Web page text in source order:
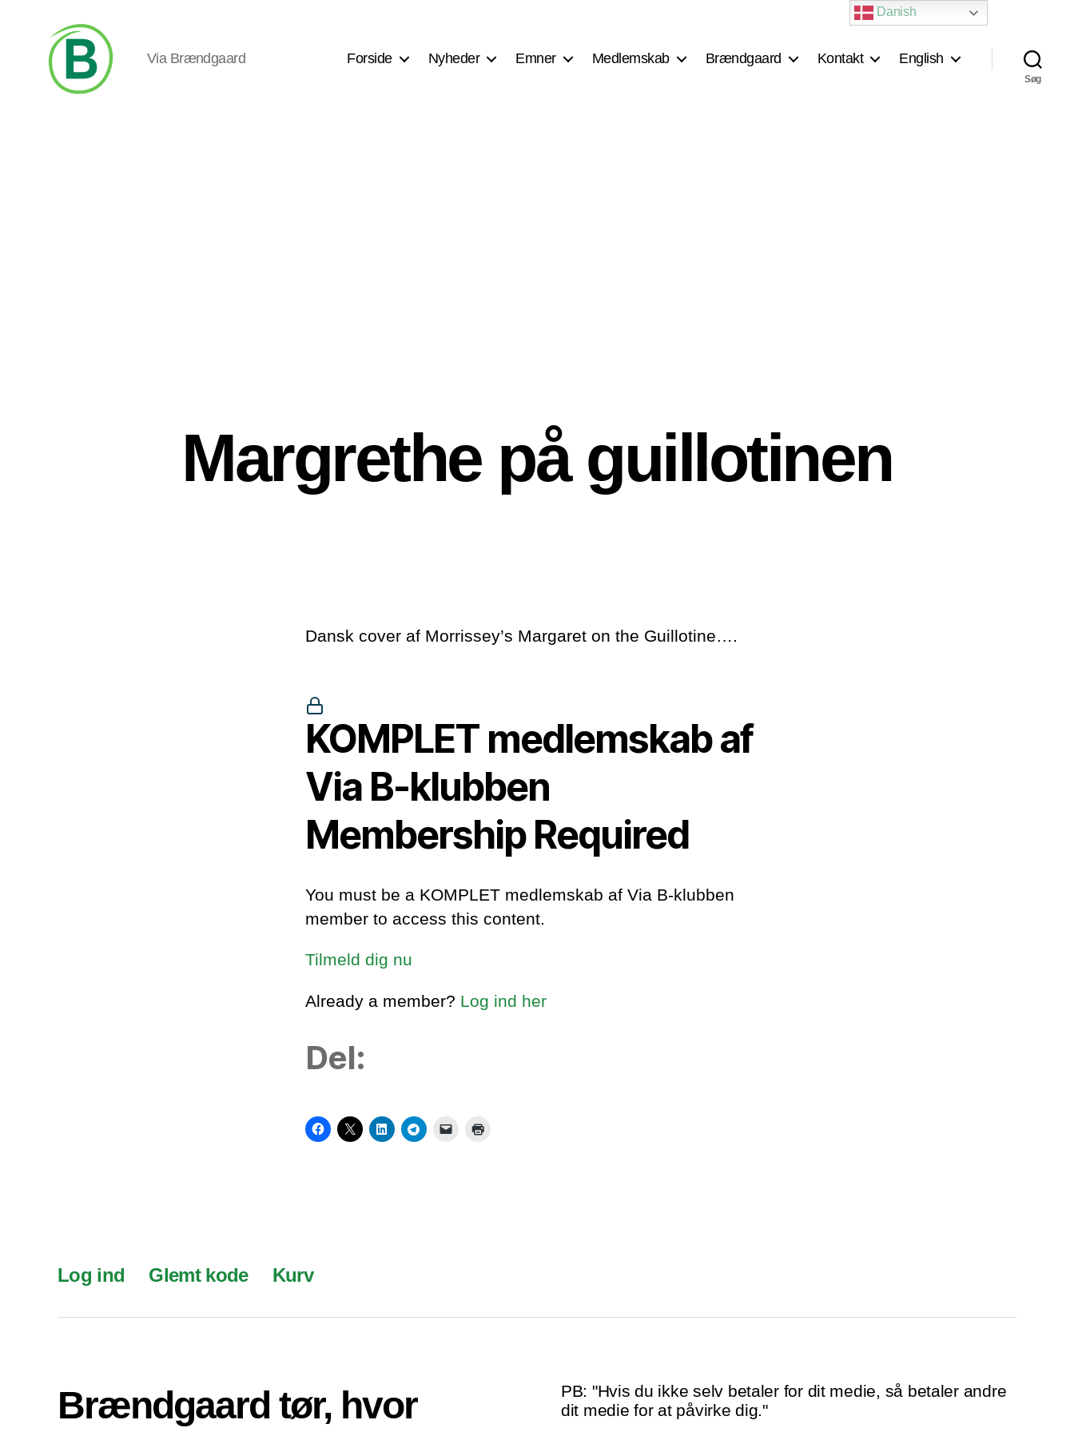
Via Brændgaard Forside Nyheder Emner Medlemskab Brændgaard Kontakt English
Søg
Margrethe på guillotinen
Dansk cover af Morrissey’s Margaret on the Guillotine….
KOMPLET medlemskab af
Via B-klubben
Membership Required
You must be a KOMPLET medlemskab af Via B-klubben
member to access this content.
Tilmeld dig nu
Already a member? Log ind her
Del:
Log ind Glemt kode Kurv
Brændgaard tør, hvor
PB: "Hvis du ikke selv betaler for dit medie, så betaler andre
dit medie for at påvirke dig."
Danish